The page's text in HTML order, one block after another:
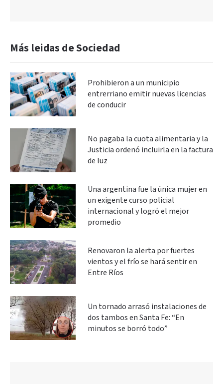
Más leidas de Sociedad
Prohibieron a un municipio
entrerriano emitir nuevas licencias
de conducir
No pagaba la cuota alimentaria y la
Justicia ordenó incluirla en la factura
de luz
Una argentina fue la única mujer en
un exigente curso policial
internacional y logró el mejor
promedio
Renovaron la alerta por fuertes
vientos y el frío se hará sentir en
Entre Ríos
Un tornado arrasó instalaciones de
dos tambos en Santa Fe: “En
minutos se borró todo”